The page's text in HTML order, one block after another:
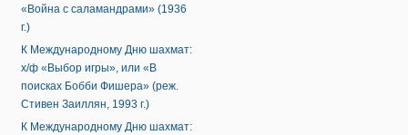
«Война с саламандрами» (1936
г.)
К Международному Дню шахмат:
х/ф «Выбор игры», или «В
поисках Бобби Фишера» (реж.
Стивен Заиллян, 1993 г.)
К Международному Дню шахмат: